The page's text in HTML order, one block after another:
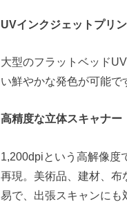
UVインクジェットプリ
大型のフラットベッド
い鮮やかな発色が可能で
高精度な立体スキャナー
1,200dpiという高解像度
再現。美術品、建材、布
易で、出張スキャンにも